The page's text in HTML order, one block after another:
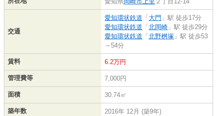
交通
愛知環状鉄道 「 大門 」駅 徒歩17分
愛知環状鉄道 「 北岡崎 」駅 徒歩29分
愛知環状鉄道 「 北野桝塚 」駅 徒歩53
～54分
賃料 6.2万円
管理費等 7,000円
面積 30.74㎡
築年数 2016年 12月 (築9年)